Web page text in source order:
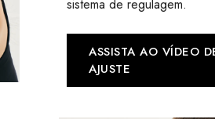
sistema de regulagem.
ASSISTA AO VÍDEO
AJUSTE